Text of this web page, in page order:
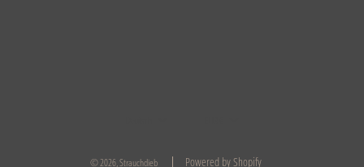
© 2026, Strauchdieb Powered by Shopify